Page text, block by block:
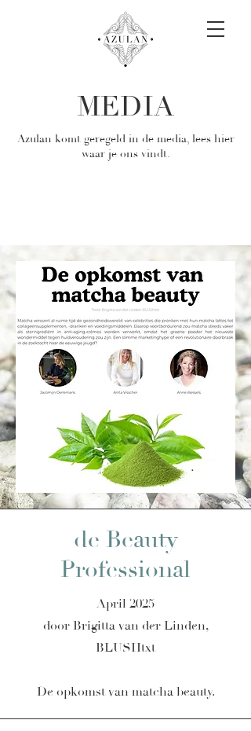
MEDIA
Azulan komt geregeld in de media, lees hier
waar je ons vindt.
de Beauty
Professional
April 2025
door Brigitta van der Linden,
BLUSHtxt
De opkomst van matcha beauty.